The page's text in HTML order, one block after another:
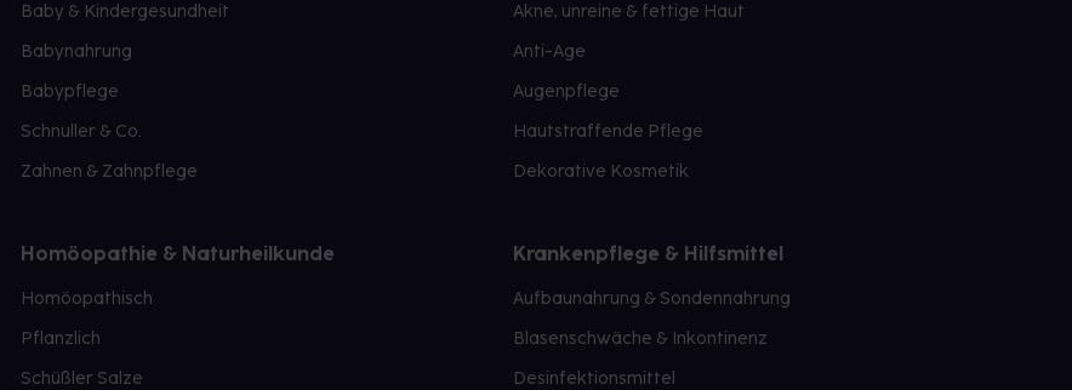
Baby & Kindergesundheit
Babynahrung
Babypflege
Schnuller & Co.
Zahnen & Zahnpflege
Akne, unreine & fettige Haut
Anti-Age
Augenpflege
Hautstraffende Pflege
Dekorative Kosmetik
Homöopathie & Naturheilkunde
Homöopathisch
Pflanzlich
Schüßler Salze
Krankenpflege & Hilfsmittel
Aufbaunahrung & Sondennahrung
Blasenschwäche & Inkontinenz
Desinfektionsmittel